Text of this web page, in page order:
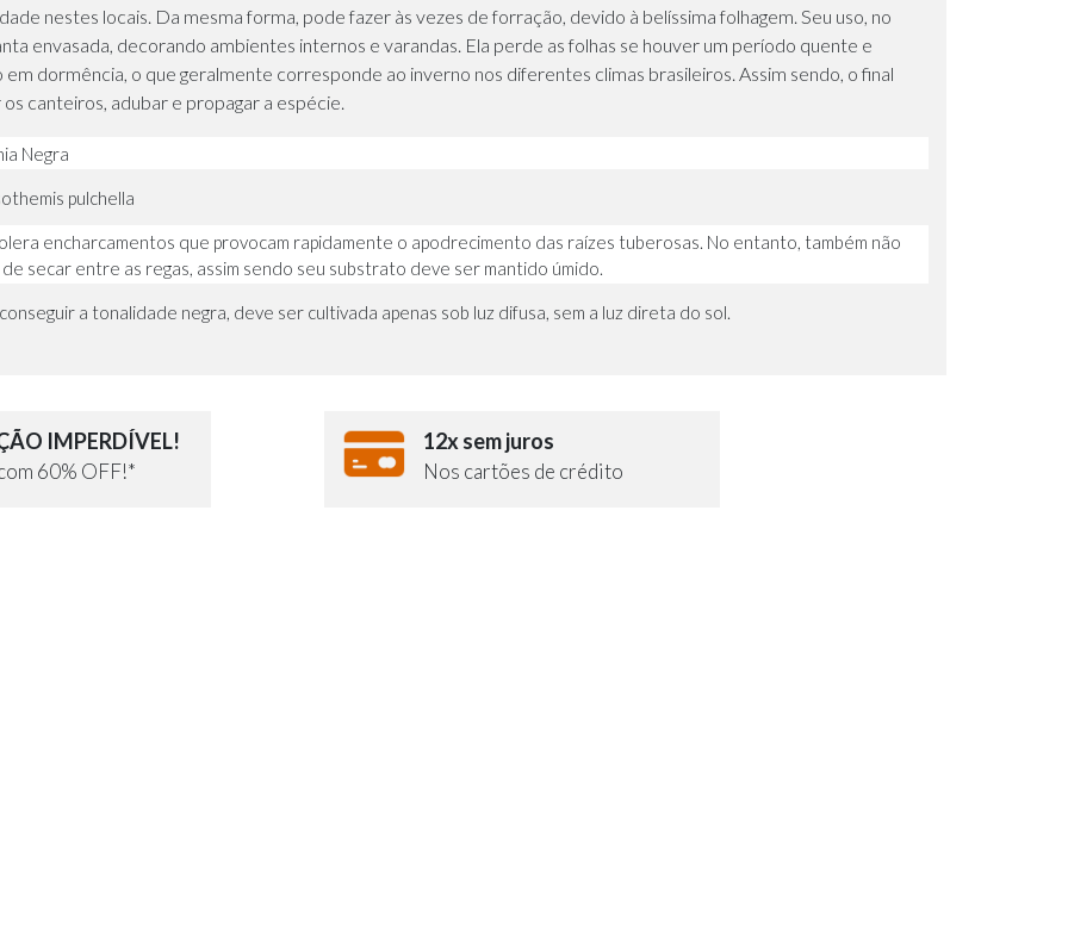
nestes locais. Da mesma forma, pode fazer às vezes de forração, devido à belíssima folhagem. Seu uso, no
envasada, decorando ambientes internos e varandas. Ela perde as folhas se houver um período quente e
dormência, o que geralmente corresponde ao inverno nos diferentes climas brasileiros. Assim sendo, o final
canteiros, adubar e propagar a espécie.
Negra
pulchella
encharcamentos que provocam rapidamente o apodrecimento das raízes tuberosas. No entanto, também não
secar entre as regas, assim sendo seu substrato deve ser mantido úmido.
a tonalidade negra, deve ser cultivada apenas sob luz difusa, sem a luz direta do sol.
IMPERDÍVEL!
60% OFF!*
12x sem juros
Nos cartões de crédito